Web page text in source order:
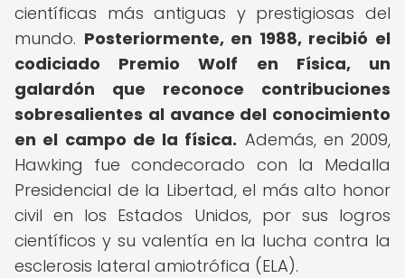
científicas más antiguas y prestigiosas del
mundo. Posteriormente, en 1988, recibió el
codiciado Premio Wolf en Física, un
galardón que reconoce contribuciones
sobresalientes al avance del conocimiento
en el campo de la física. Además, en 2009,
Hawking fue condecorado con la Medalla
Presidencial de la Libertad, el más alto honor
civil en los Estados Unidos, por sus logros
científicos y su valentía en la lucha contra la
esclerosis lateral amiotrófica (ELA).